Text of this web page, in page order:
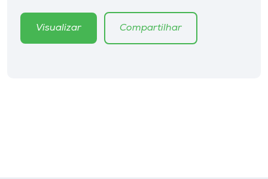
Store
Visualizar Compartilhar